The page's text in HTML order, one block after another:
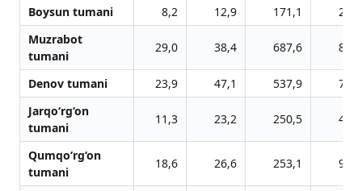
Boysun tumani
8,2 12,9 171,1
20,8
Muzrabot
tumani
29,0 38,4 687,6 86,1
Denov tumani 23,9 47,1 537,9
76,9
Jarqo‘rg‘on
tumani
11,3 23,2 250,5 42,1
Qumqo‘rg‘on
tumani
18,6 26,6 253,1 91,6